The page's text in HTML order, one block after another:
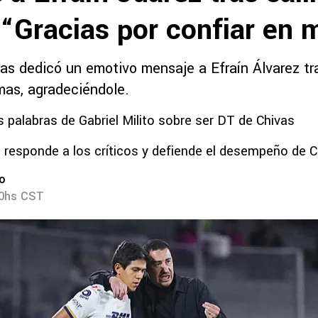
por confiar en
dedicó un emotivo mensaje a Efraín Álvarez
agradeciéndole.
palabras de Gabriel Milito sobre ser DT de Chivas
a los críticos y defiende el desempeño de
CST